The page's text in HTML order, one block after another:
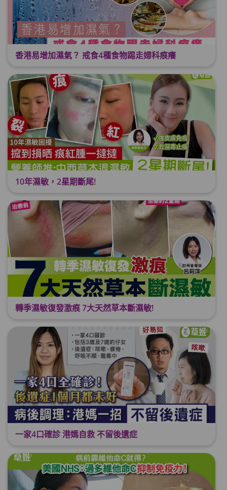
香港易增加濕氣？ 戒食4種食物踢走婦科痕癢
10年濕敏，2星期斷尾!
轉季濕敏復發激痕 7大天然草本斷濕敏!
一家4口確診 港媽自救 不留後遺症